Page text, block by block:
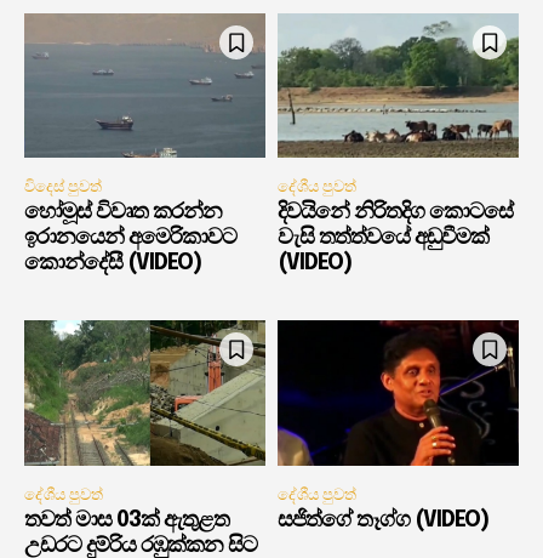
විදෙස් පුවත්
හෝමූස් විවෘත කරන්න
ඉරානයෙන් අමෙරිකාවට
කොන්දේසී (VIDEO)
දේශීය පුවත්
දිවයිනේ නිරිතදිග කොටසේ
වැසි තත්ත්වයේ අඩුවීමක්
(VIDEO)
දේශීය පුවත්
තවත් මාස 03ක් ඇතුළත
උඩරට දුම්රිය රඹුක්කන සිට
දේශීය පුවත්
සජිත්ගේ තෑග්ග (VIDEO)